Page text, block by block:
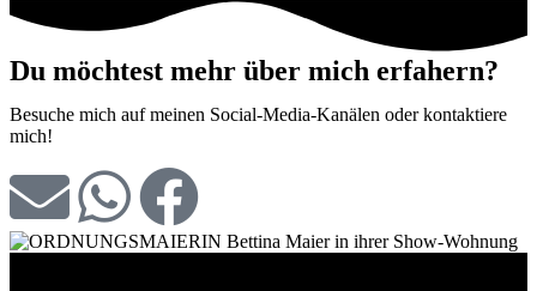
Du möchtest mehr über mich erfahern?
Besuche mich auf meinen Social-Media-Kanälen oder kontaktiere
mich!